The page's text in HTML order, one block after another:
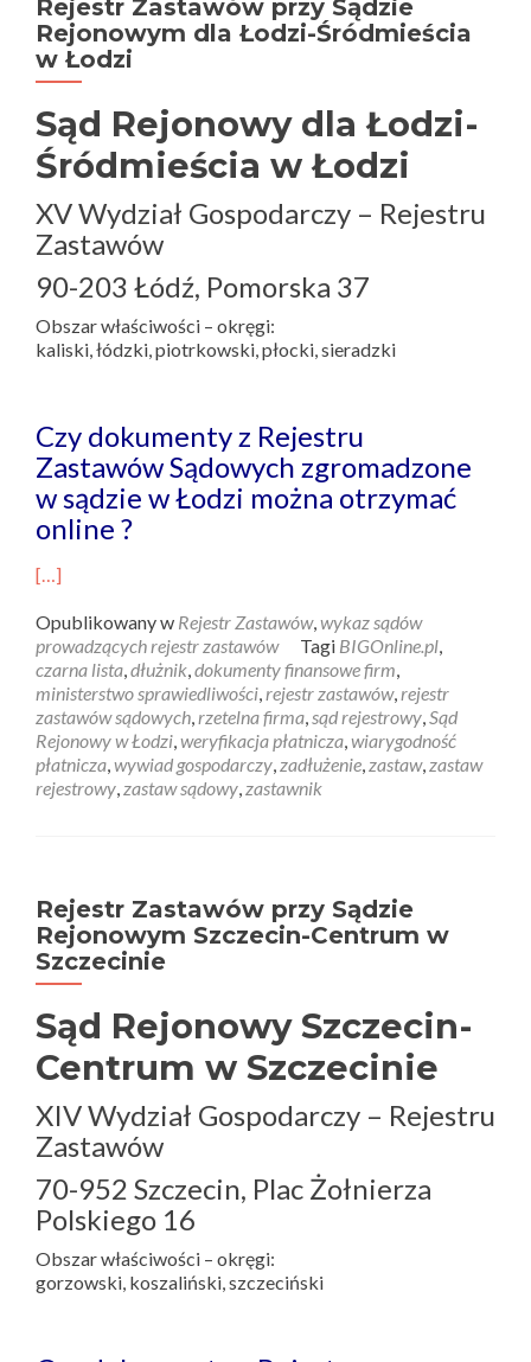
Rejestr Zastawów przy Sądzie
Rejonowym dla Łodzi-Śródmieścia
w Łodzi
Sąd Rejonowy dla Łodzi-
Śródmieścia w Łodzi
XV Wydział Gospodarczy – Rejestru
Zastawów
90-203 Łódź, Pomorska 37
Obszar właściwości – okręgi:
kaliski, łódzki, piotrkowski, płocki, sieradzki
Czy dokumenty z Rejestru
Zastawów Sądowych zgromadzone
w sądzie w Łodzi można otrzymać
online ?
[…]
Opublikowany w Rejestr Zastawów,wykaz sądów
prowadzących rejestr zastawów
Tagi BIGOnline.pl,
czarna lista,dłużnik,dokumenty finansowe firm,
ministerstwo sprawiedliwości,rejestr zastawów,rejestr
zastawów sądowych,rzetelna firma,sąd rejestrowy,Sąd
Rejonowy w Łodzi,weryfikacja płatnicza,wiarygodność
płatnicza,wywiad gospodarczy,zadłużenie,zastaw,zastaw
rejestrowy,zastaw sądowy,zastawnik
Rejestr Zastawów przy Sądzie
Rejonowym Szczecin-Centrum w
Szczecinie
Sąd Rejonowy Szczecin-
Centrum w Szczecinie
XIV Wydział Gospodarczy – Rejestru
Zastawów
70-952 Szczecin, Plac Żołnierza
Polskiego 16
Obszar właściwości – okręgi:
gorzowski, koszaliński, szczeciński